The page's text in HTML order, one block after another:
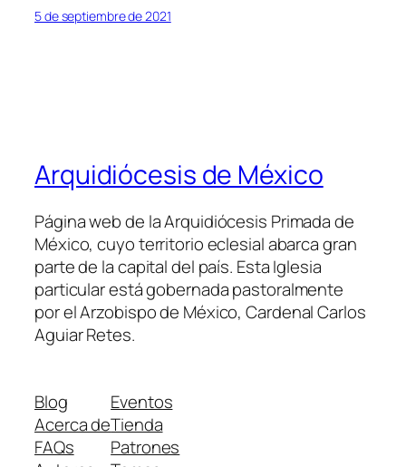
5 de septiembre de 2021
Arquidiócesis de México
Página web de la Arquidiócesis Primada de
México, cuyo territorio eclesial abarca gran
parte de la capital del país. Esta Iglesia
particular está gobernada pastoralmente
por el Arzobispo de México, Cardenal Carlos
Aguiar Retes.
Blog
Acerca de
FAQs
Eventos
Tienda
Patrones